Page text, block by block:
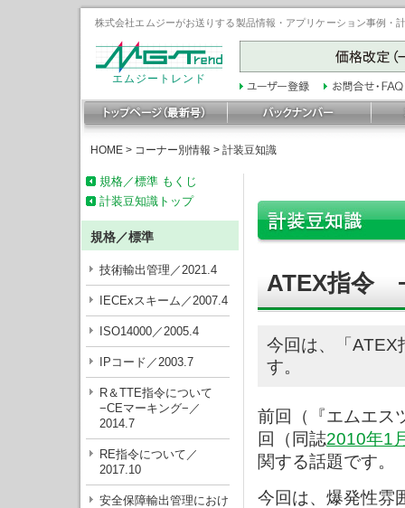
株式会社エムジーがお送りする製品情報・アプリケーション事例
エムジートレンド
HOME > コーナー別情報 > 計装豆知識
規格／標準 もくじ
計装豆知識トップ
規格／標準
技術輸出管理／2021.4
IECExスキーム／2007.4
ISO14000／2005.4
IPコード／2003.7
R＆TTE指令について
−CEマーキング−／
2014.7
RE指令について／
2017.10
安全保障輸出管理におけ
ATEX指令
今回は、「ATEX
す。
前回（『エムエス
回（同誌2010年1
関する話題です。
今回は、爆発性雰